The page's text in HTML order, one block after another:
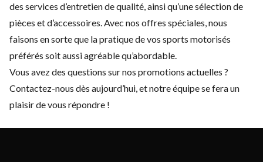
des services d’entretiende qualité, ainsi qu’une sélection de
pièces et d’accessoires. Avec nos offres spéciales, nous
faisons en sorte que la pratique de vos sports motorisés
préférés soit aussi agréable qu’abordable.
Vous avez des questions sur nos promotions actuelles ?
Contactez-nous dès aujourd’hui, et notre équipe se fera un
plaisir de vous répondre !